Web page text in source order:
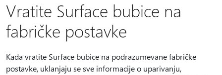
Vratite Surface bubice na
fabričke postavke
Kada vratite Surface bubice na podrazumevane fabričke
postavke, uklanjaju se sve informacije o uparivanju,